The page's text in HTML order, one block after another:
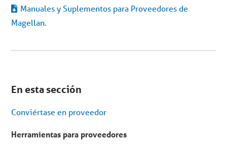
en
menú
secundario.
al
contenido
En esta sección
Conviértase en proveedor
Herramientas para proveedores
Manuales y Suplementos para Proveedores de
Magellan.